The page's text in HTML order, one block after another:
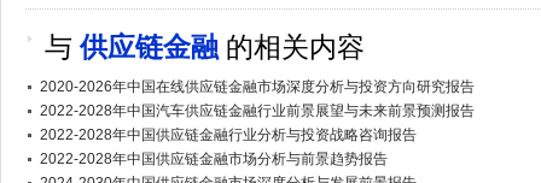
与供应链金融 的相关内容
2020-2026年中国在线供应链金融市场深度分析与投资方向研究报告
2022-2028年中国汽车供应链金融行业前景展望与未来前景预测报告
2022-2028年中国供应链金融行业分析与投资战略咨询报告
2022-2028年中国供应链金融市场分析与前景趋势报告